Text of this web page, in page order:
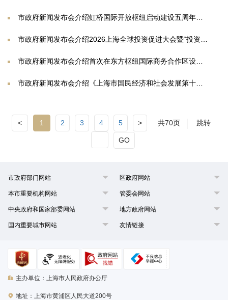
市政府新闻发布会介绍虹桥国际开放枢纽启动建设五周年虹桥国际中央商务区建设成果
市政府新闻发布会介绍2026上海全球投资促进大会暨“投资上海”活动周筹备进展和上海投资促进工作相关情况
市政府新闻发布会介绍首次在东方枢纽国际商务合作区设立展区的中国家电及消费电子博览会相关情况
市政府新闻发布会介绍《上海市国民经济和社会发展第十五个五年规划纲要》有关情况
< 1 2 3 4 5 > 共70页 跳转
GO
市政府部门网站 区政府网站
本市重要机构网站 管委会网站
中央政府和国家部委网站 地方政府网站
国内重要城市网站 友情链接
主办单位：上海市人民政府办公厅
地址：上海市黄浦区人民大道200号